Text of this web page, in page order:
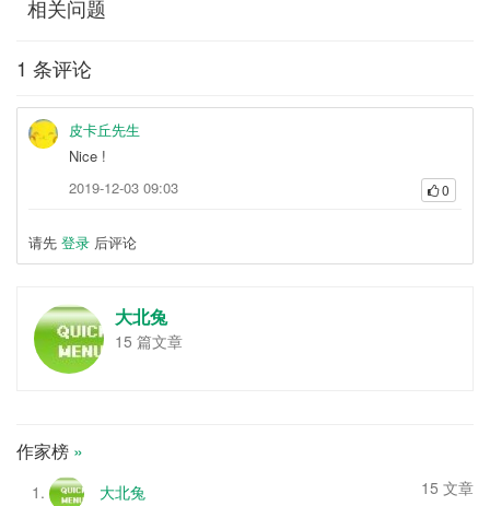
相关问题
1 条评论
皮卡丘先生
Nice !
2019-12-03 09:03
0
请先 登录 后评论
大北兔
15 篇文章
作家榜 »
大北兔 15 文章